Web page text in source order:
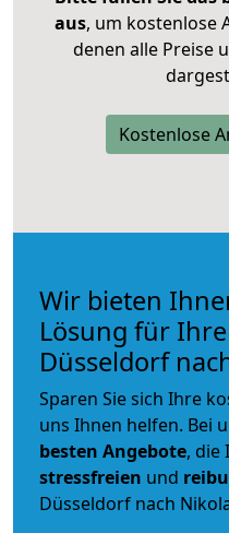
aus, um kostenlose
denen alle Preise
Kostenlose
Wir bieten
Lösung für
Düsseldorf
Sparen Sie sich Ihre
uns Ihnen helfen. Bei
besten Angebote, die
stressfreien und
Düsseldorf nach